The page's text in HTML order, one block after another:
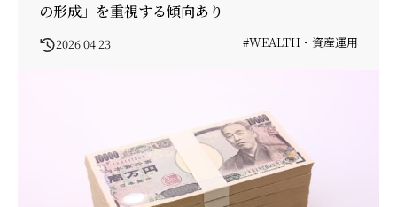
の形成」を重視する傾向あり
2026.04.23 #WEALTH・資産運用